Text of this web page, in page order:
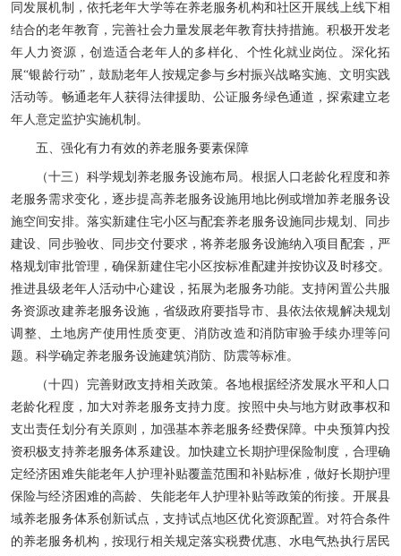
同发展机制，依托老年大学等在养老服务机构和社区开展线上线下相
结合的老年教育，完善社会力量发展老年教育扶持措施。积极开发老
年人力资源，创造适合老年人的多样化、个性化就业岗位。深化拓
展“银龄行动”，鼓励老年人按规定参与乡村振兴战略实施、文明实践
活动等。畅通老年人获得法律援助、公证服务绿色通道，探索建立老
年人意定监护实施机制。
五、强化有力有效的养老服务要素保障
（十三）科学规划养老服务设施布局。根据人口老龄化程度和养
老服务需求变化，逐步提高养老服务设施用地比例或增加养老服务设
施空间安排。落实新建住宅小区与配套养老服务设施同步规划、同步
建设、同步验收、同步交付要求，将养老服务设施纳入项目配套，严
格规划审批管理，确保新建住宅小区按标准配建并按协议及时移交。
推进县级老年人活动中心建设，拓展为老服务功能。支持闲置公共服
务资源改建养老服务设施，省级政府要指导市、县依法依规解决规划
调整、土地房产使用性质变更、消防改造和消防审验手续办理等问
题。科学确定养老服务设施建筑消防、防震等标准。
（十四）完善财政支持相关政策。各地根据经济发展水平和人口
老龄化程度，加大对养老服务支持力度。按照中央与地方财政事权和
支出责任划分有关原则，加强基本养老服务经费保障。中央预算内投
资积极支持养老服务体系建设。加快建立长期护理保险制度，合理确
定经济困难失能老年人护理补贴覆盖范围和补贴标准，做好长期护理
保险与经济困难的高龄、失能老年人护理补贴等政策的衔接。开展县
域养老服务体系创新试点，支持试点地区优化资源配置。对符合条件
的养老服务机构，按现行相关规定落实税费优惠、水电气热执行居民